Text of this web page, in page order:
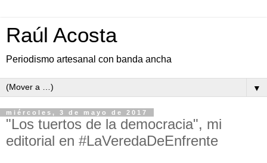
Raúl Acosta
Periodismo artesanal con banda ancha
▼
miércoles, 3 de mayo de 2017
"Los tuertos de la democracia", mi
editorial en #LaVeredaDeEnfrente